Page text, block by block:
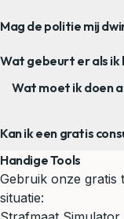
Mag de politie mij
Wat gebeurt er als ik
Wat moet ik doen
Kan ik een gratis
Handige Tools
Gebruik onze gratis
situatie: